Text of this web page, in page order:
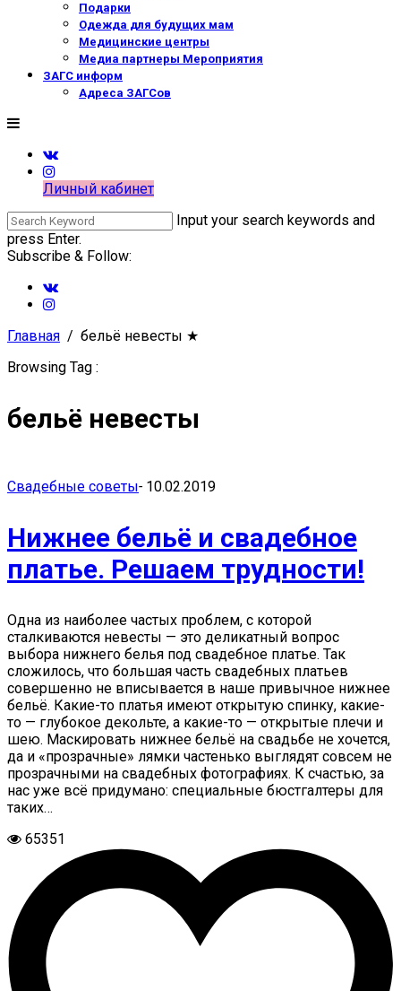
Подарки
Одежда для будущих мам
Медицинские центры
Медиа партнеры Мероприятия
ЗАГС информ
Адреса ЗАГСов
Личный кабинет
Input your search keywords and
press Enter.
Subscribe & Follow:
Главная бельё невесты ★
Browsing Tag :
бельё невесты
Свадебные советы- 10.02.2019
Нижнее бельё и свадебное
платье. Решаем трудности!
Одна из наиболее частых проблем, с которой
сталкиваются невесты — это деликатный вопрос
выбора нижнего белья под свадебное платье. Так
сложилось, что большая часть свадебных платьев
совершенно не вписывается в наше привычное нижнее
бельё. Какие-то платья имеют открытую спинку, какие-
то — глубокое декольте, а какие-то — открытые плечи и
шею. Маскировать нижнее бельё на свадьбе не хочется,
да и «прозрачные» лямки частенько выглядят совсем не
прозрачными на свадебных фотографиях. К счастью, за
нас уже всё придумано: специальные бюстгалтеры для
таких…
65351